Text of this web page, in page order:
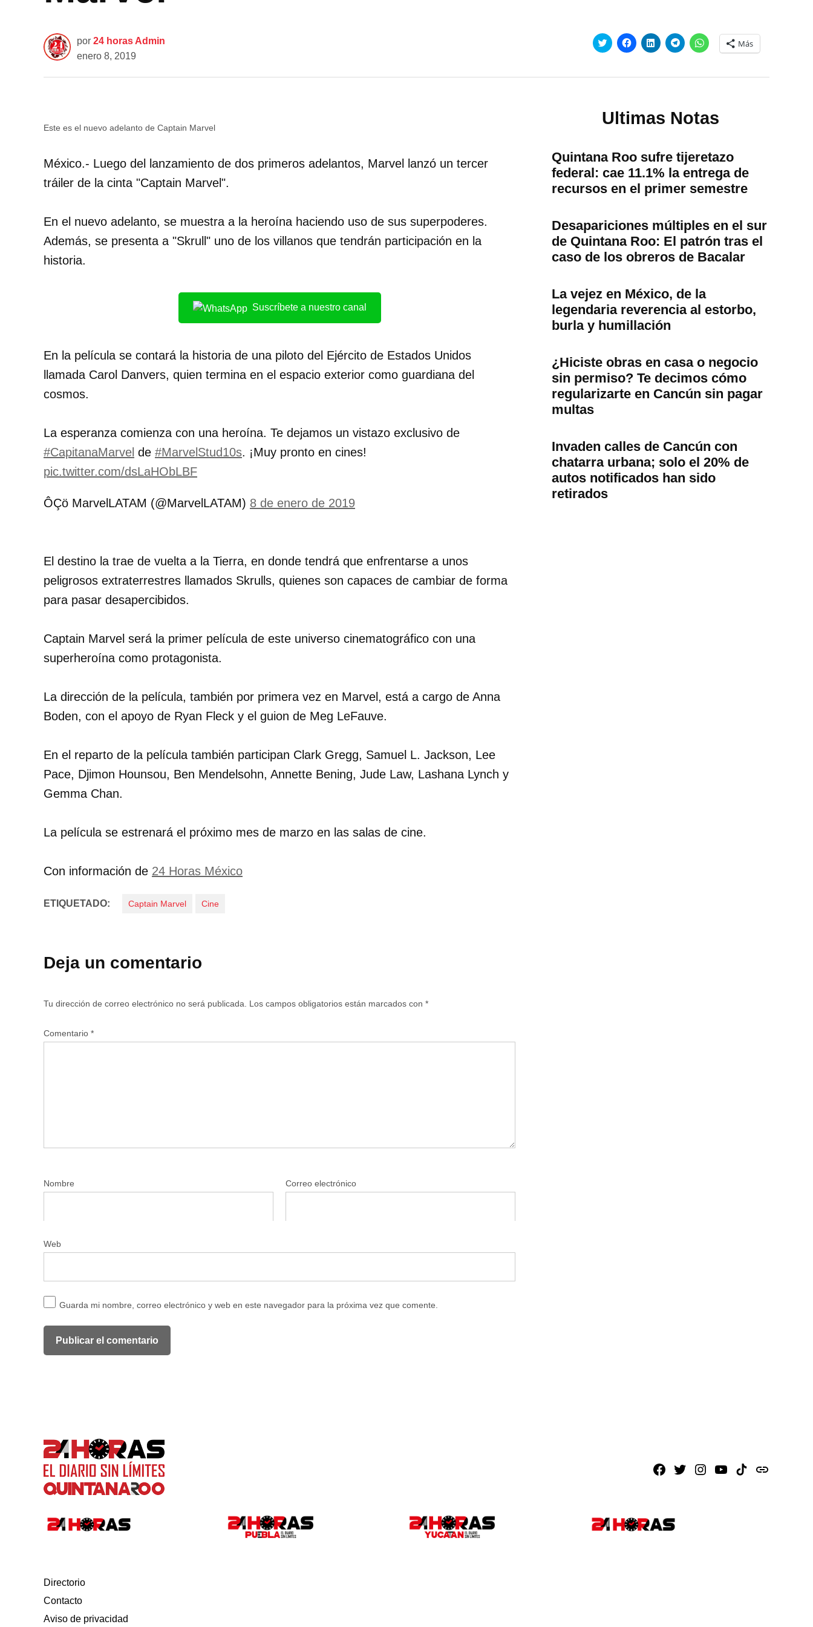
por 24 horas Admin
enero 8, 2019
Haz
clic
Twitter
una
ventana
Haz
clic
Facebook
una
ventana
Haz
clic
LinkedIn
una
ventana
Haz
clic
Telegram
una
ventana
Haz
clic
WhatsApp
una
ventana
Más
Este es el nuevo adelanto de Captain Marvel
México.- Luego del lanzamiento de dos primeros adelantos, Marvel lanzó un tercer
tráiler de la cinta "Captain Marvel".
En el nuevo adelanto, se muestra a la heroína haciendo uso de sus superpoderes.
Además, se presenta a "Skrull" uno de los villanos que tendrán participación en la
historia.
Suscríbete a nuestro canal
En la película se contará la historia de una piloto del Ejército de Estados Unidos
llamada Carol Danvers, quien termina en el espacio exterior como guardiana del
cosmos.
La esperanza comienza con una heroína. Te dejamos un vistazo exclusivo de
#CapitanaMarvel de #MarvelStud10s. ¡Muy pronto en cines!
pic.twitter.com/dsLaHObLBF
ÔÇö MarvelLATAM (@MarvelLATAM) 8 de enero de 2019
El destino la trae de vuelta a la Tierra, en donde tendrá que enfrentarse a unos
peligrosos extraterrestres llamados Skrulls, quienes son capaces de cambiar de forma
para pasar desapercibidos.
Captain Marvel será la primer película de este universo cinematográfico con una
superheroína como protagonista.
La dirección de la película, también por primera vez en Marvel, está a cargo de Anna
Boden, con el apoyo de Ryan Fleck y el guion de Meg LeFauve.
En el reparto de la película también participan Clark Gregg, Samuel L. Jackson, Lee
Pace, Djimon Hounsou, Ben Mendelsohn, Annette Bening, Jude Law, Lashana Lynch y
Gemma Chan.
La película se estrenará el próximo mes de marzo en las salas de cine.
Con información de 24 Horas México
ETIQUETADO: Captain Marvel Cine
Deja un comentario
Tu dirección de correo electrónico no será publicada. Los campos obligatorios están marcados con *
Comentario *
Nombre Correo electrónico
Web
Guarda mi nombre, correo electrónico y web en este navegador para la próxima vez que comente.
Ultimas Notas
Quintana Roo sufre tijeretazo
federal: cae 11.1% la entrega de
recursos en el primer semestre
Desapariciones múltiples en el sur
de Quintana Roo: El patrón tras el
caso de los obreros de Bacalar
La vejez en México, de la
legendaria reverencia al estorbo,
burla y humillación
¿Hiciste obras en casa o negocio
sin permiso? Te decimos cómo
regularizarte en Cancún sin pagar
multas
Invaden calles de Cancún con
chatarra urbana; solo el 20% de
autos notificados han sido
retirados
Facebook
X Instagram
Youtube
TikTok
issuu
Directorio
Contacto
Aviso de privacidad